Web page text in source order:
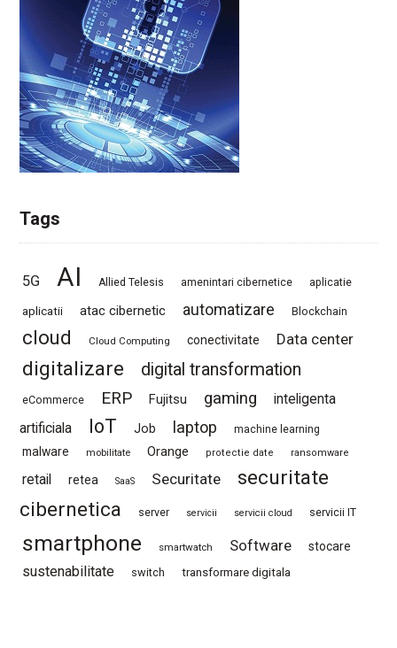
Tags
5G AI Allied Telesis amenintari cibernetice aplicatie
aplicatii atac cibernetic automatizare Blockchain
cloud Cloud Computing conectivitate Data center
digitalizare digital transformation
eCommerce ERP Fujitsu gaming
inteligenta
artificiala
IoT Job laptop machine learning
malware mobilitate Orange protectie date ransomware
retail retea SaaS Securitate
securitate
cibernetica
server servicii servicii cloud servicii IT
smartphone smartwatch Software stocare
sustenabilitate switch transformare digitala